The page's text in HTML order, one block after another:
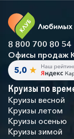
8 800 700 80 54
Офисы продаж
Круизы по
Круизы весной
Круизы летом
Круизы осенью
Круизы зимой